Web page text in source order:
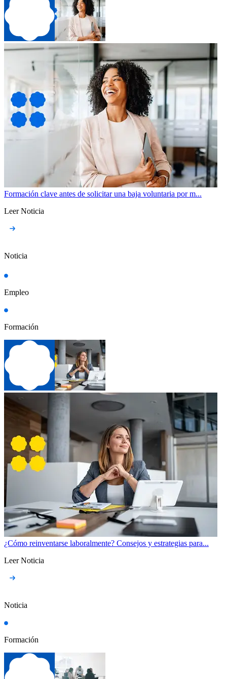
Formación clave antes de solicitar una baja voluntaria por m...
Leer Noticia
Noticia
Empleo
Formación
¿Cómo reinventarse laboralmente? Consejos y estrategias para...
Leer Noticia
Noticia
Formación